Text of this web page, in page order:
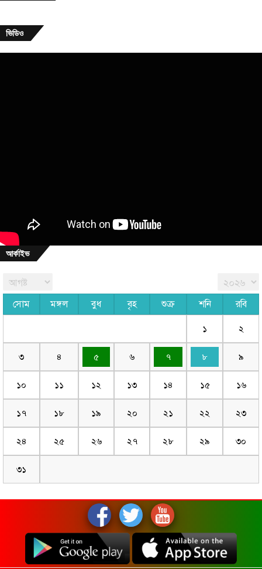
ভিডিও
আর্কাইভ
সোম মঙ্গল বুধ বৃহ শুক্র শনি রবি
১ ২
৩ ৪ ৫ ৬ ৭ ৮ ৯
১০ ১১ ১২ ১৩ ১৪ ১৫ ১৬
১৭ ১৮ ১৯ ২০ ২১ ২২ ২৩
২৪ ২৫ ২৬ ২৭ ২৮ ২৯ ৩০
৩১